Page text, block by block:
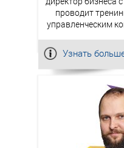
проводит
управленческим
Узнать